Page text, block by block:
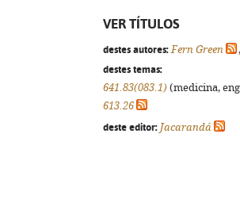
VER TÍTULOS
destes autores: Fern Green
destes temas:
641.83(083.1) (medicina,
613.26
deste editor: Jacarandá